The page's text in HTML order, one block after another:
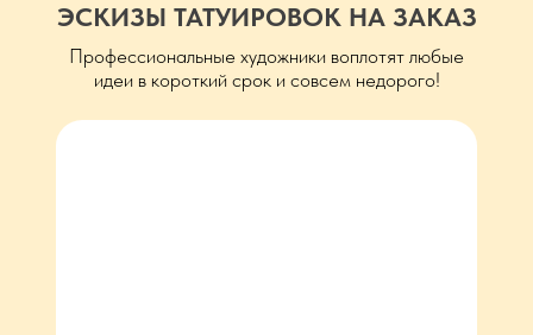
Профессиональные художники воплотят любые
идеи в короткий срок и совсем недорого!
ЭСКИЗЫ ТАТУИРОВОК НА ЗАКАЗ